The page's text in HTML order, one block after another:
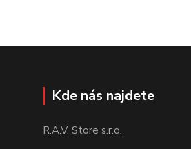
Kde nás najdete
R.A.V. Store s.r.o.